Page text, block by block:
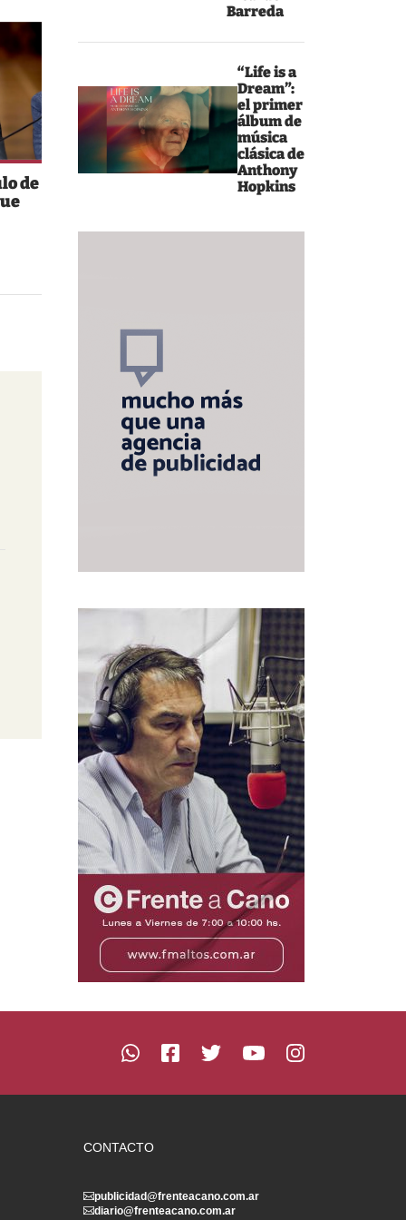
Barreda
“Life is a
Dream”:
el primer
álbum de
música
clásica de
Anthony
Hopkins
de
CONTACTO
publicidad@frenteacano.com.ar
diario@frenteacano.com.ar